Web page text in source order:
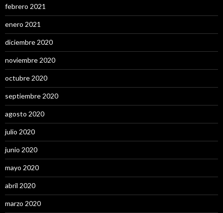
febrero 2021
enero 2021
diciembre 2020
noviembre 2020
octubre 2020
septiembre 2020
agosto 2020
julio 2020
junio 2020
mayo 2020
abril 2020
marzo 2020